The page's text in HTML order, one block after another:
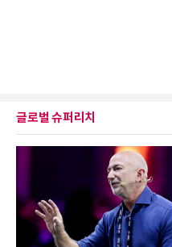
글로벌 슈퍼리치